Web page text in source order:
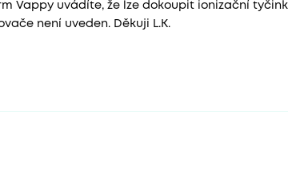
Vappy uvádíte, že lze dokoupit ionizační
není uveden. Děkuji L.K.